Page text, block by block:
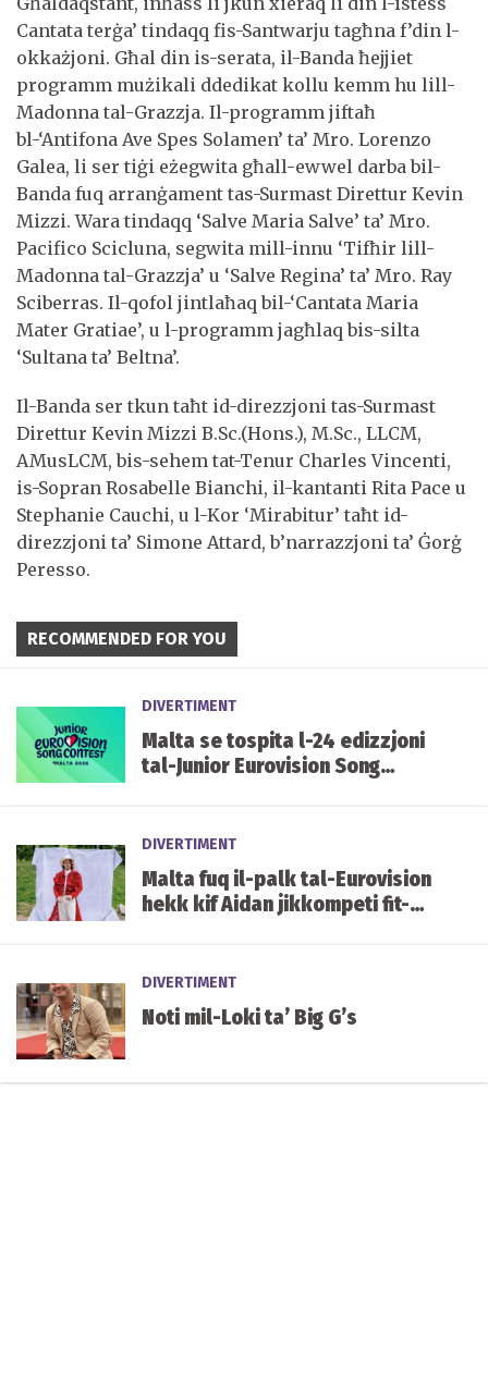
Cantata terġa’ tindaqq fis-Santwarju tagħna f’din l-
okkażjoni. Għal din is-serata, il-Banda ħejjiet
programm mużikali ddedikat kollu kemm hu lill-
Madonna tal-Grazzja. Il-programm jiftaħ
bl-‘Antifona Ave Spes Solamen’ ta’ Mro. Lorenzo
Galea, li ser tiġi eżegwita għall-ewwel darba bil-
Banda fuq arranġament tas-Surmast Direttur Kevin
Mizzi. Wara tindaqq ‘Salve Maria Salve’ ta’ Mro.
Pacifico Scicluna, segwita mill-innu ‘Tifħir lill-
Madonna tal-Grazzja’ u ‘Salve Regina’ ta’ Mro. Ray
Sciberras. Il-qofol jintlaħaq bil-‘Cantata Maria
Mater Gratiae’, u l-programm jagħlaq bis-silta
‘Sultana ta’ Beltna’.
Il-Banda ser tkun taħt id-direzzjoni tas-Surmast
Direttur Kevin Mizzi B.Sc.(Hons.), M.Sc., LLCM,
AMusLCM, bis-sehem tat-Tenur Charles Vincenti,
is-Sopran Rosabelle Bianchi, il-kantanti Rita Pace u
Stephanie Cauchi, u l-Kor ‘Mirabitur’ taħt id-
direzzjoni ta’ Simone Attard, b’narrazzjoni ta’ Ġorġ
Peresso.
RECOMMENDED FOR YOU
DIVERTIMENT
Malta se tospita l-24 edizzjoni
tal-Junior Eurovision Song
DIVERTIMENT
Malta fuq il-palk tal-Eurovision
hekk kif Aidan jikkompeti fit-
DIVERTIMENT
Noti mil-Loki ta’ Big G’s